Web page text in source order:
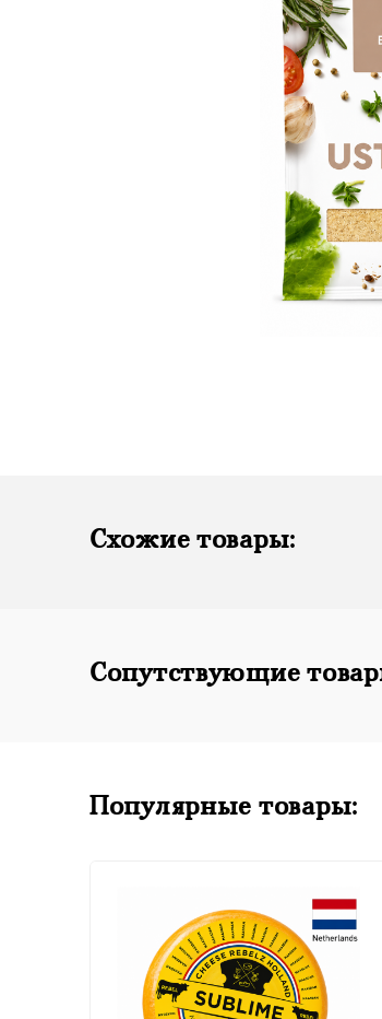
Схожие товары:
Сопутствующие
Популярные товары: